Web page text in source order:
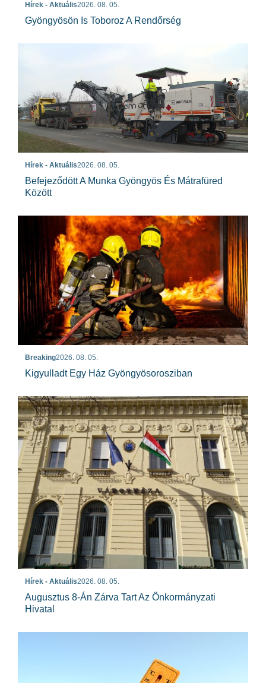
Hírek - Aktuális2026. 08. 05.
Gyöngyösön Is Toboroz A Rendőrség
Hírek - Aktuális2026. 08. 05.
Befejeződött A Munka Gyöngyös És Mátrafüred
Között
Breaking2026. 08. 05.
Kigyulladt Egy Ház Gyöngyösorosziban
Hírek - Aktuális2026. 08. 05.
Augusztus 8-Án Zárva Tart Az Önkormányzati
Hivatal